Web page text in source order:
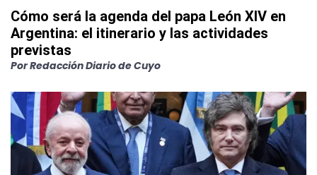
Cómo será la agenda del papa León XIV en
Argentina: el itinerario y las actividades
previstas
PorRedacción Diario de Cuyo